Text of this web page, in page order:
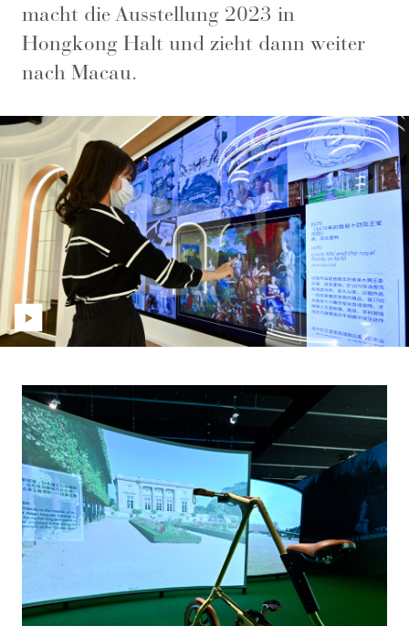
macht die Ausstellung 2023 in
Hongkong Halt und zieht dann weiter
nach Macau.